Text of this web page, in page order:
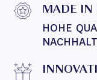
MADE IN
HOHE